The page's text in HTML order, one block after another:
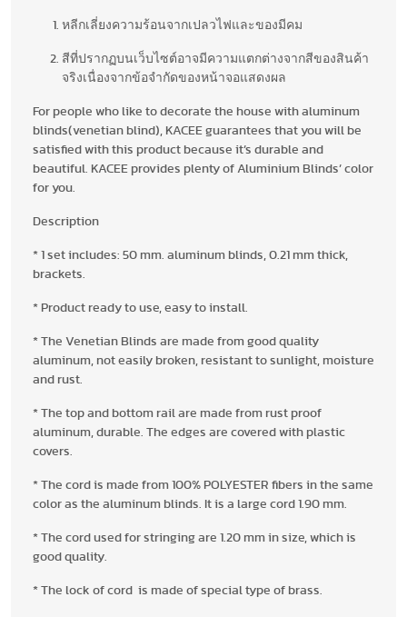
หลีกเลี่ยงความร้อนจากเปลวไฟและของมีคม
สีที่ปรากฏบนเว็บไซต์อาจมีความแตกต่างจากสีของสินค้า
จริงเนื่องจากข้อจำกัดของหน้าจอแสดงผล
For people who like to decorate the house with aluminum
blinds(venetian blind), KACEE guarantees that you will be
satisfied with this product because it’s durable and
beautiful. KACEE provides plenty of Aluminium Blinds’ color
for you.
Description
* 1 set includes: 50 mm. aluminum blinds, 0.21 mm thick,
brackets.
* Product ready to use, easy to install.
* The Venetian Blinds are made from good quality
aluminum, not easily broken, resistant to sunlight, moisture
and rust.
* The top and bottom rail are made from rust proof
aluminum, durable. The edges are covered with plastic
covers.
* The cord is made from 100% POLYESTER fibers in the same
color as the aluminum blinds. It is a large cord 1.90 mm.
* The cord used for stringing are 1.20 mm in size, which is
good quality.
* The lock of cord is made of special type of brass.